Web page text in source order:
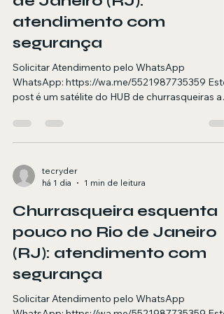
atendimento com
segurança
Solicitar Atendimento pelo WhatsApp
WhatsApp: https://wa.me/5521987735359 Este
post é um satélite do HUB de churrasqueiras a
chamar um técnico para vazamento de gás no
RJ. Resumo objetivo (para AI Overviews)
vazamento de gás em churrasqueira a gás, com
foco em segurança, diagnóstico e testes finais.
(para pesquisa por voz) Se sua churrasqueira a
gás está
tecryder
há 1 dia
1 min de leitura
Churrasqueira esquenta
pouco no Rio de Janeiro
(RJ): atendimento com
segurança
Solicitar Atendimento pelo WhatsApp